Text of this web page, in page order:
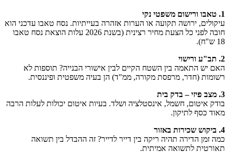
1. טאבו ורישום משפטי נקי
עיקולים, ירושה תקועה או הערות אזהרה בעייתיות. נסח טאבו עדכני הוא
חובה לפני כל הצעת מחיר רצינית (בשנת 2026 עלות הוצאת נסח טאבו
18 ש"ח).
2. תב"ע ורישוי
האם יש התאמה בין השטח הקיים לבין אישורי הבנייה? תוספות לא
רשומות (חדר, מרפסת מקורה, ממ"ד) הן בעיה משפטית ופיננסית.
3. מצב פיזי – בדק בית
בודק איטום, חשמל, אינסטלציה ושלד. בעיות איטום יכולות לעלות הרבה
מאוד כסף לתיקון.
4. ביקוש שכירות באזור
כמה זמן הדירה תהיה ריקה בין דייר לדייר? זה ההבדל בין תשואה
תאורטית לתשואה אמיתית.